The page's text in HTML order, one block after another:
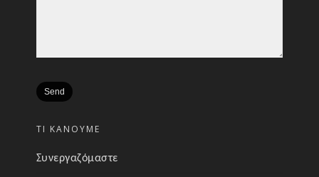
ΤΙ ΚΑΝΟΥΜΕ
Συνεργαζόμαστε